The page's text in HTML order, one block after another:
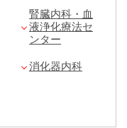
腎臓内科・血
液浄化療法セ
ンター
消化器内科